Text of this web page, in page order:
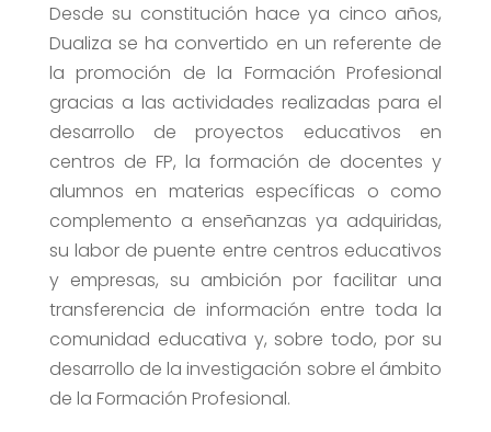
Desde su constitución hace ya cinco años,
Dualiza se ha convertido en un referente de
la promoción de la Formación Profesional
gracias a las actividades realizadas para el
desarrollo de proyectos educativos en
centros de FP, la formación de docentes y
alumnos en materias específicas o como
complemento a enseñanzas ya adquiridas,
su labor de puente entre centros educativos
y empresas, su ambición por facilitar una
transferencia de información entre toda la
comunidad educativa y, sobre todo, por su
desarrollo de la investigación sobre el ámbito
de la Formación Profesional.